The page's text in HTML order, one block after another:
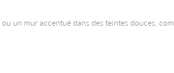
un mur accentué dans des teintes douces,